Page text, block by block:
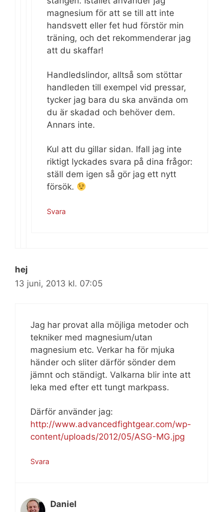
magnesium för att se till att inte
handsvett eller fet hud förstör min
träning, och det rekommenderar jag
att du skaffar!
Handledslindor, alltså som stöttar
handleden till exempel vid pressar,
tycker jag bara du ska använda om
du är skadad och behöver dem.
Annars inte.
Kul att du gillar sidan. Ifall jag inte
riktigt lyckades svara på dina frågor:
ställ dem igen så gör jag ett nytt
försök.
Svara
hej
13 juni, 2013 kl. 07:05
Jag har provat alla möjliga metoder och
tekniker med magnesium/utan
magnesium etc. Verkar ha för mjuka
händer och sliter därför sönder dem
jämnt och ständigt. Valkarna blir inte att
leka med efter ett tungt markpass.
Därför använder jag:
http://www.advancedfightgear.com/wp-
content/uploads/2012/05/ASG-MG.jpg
Svara
Daniel